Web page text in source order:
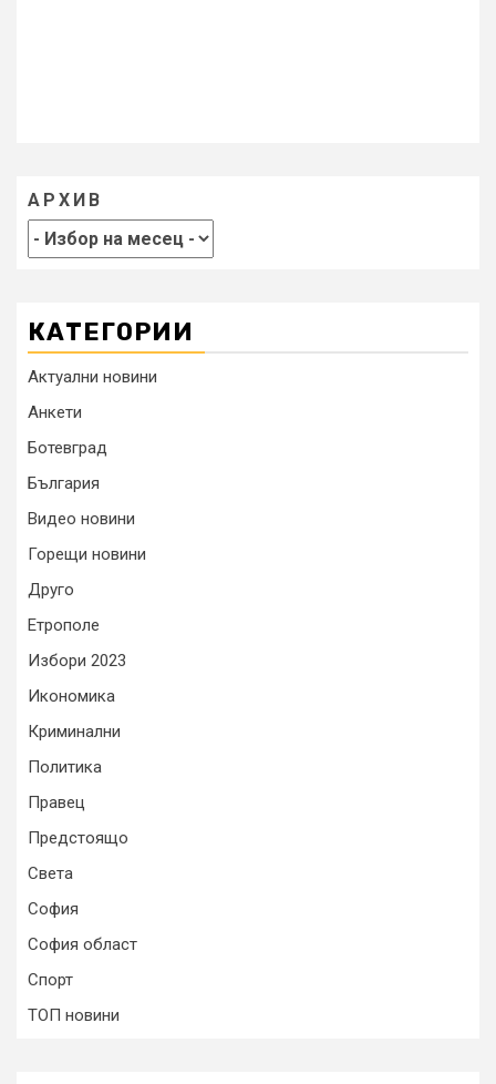
АРХИВ
КАТЕГОРИИ
Актуални новини
Анкети
Ботевград
България
Видео новини
Горещи новини
Друго
Етрополе
Избори 2023
Икономика
Криминални
Политика
Правец
Предстоящо
Света
София
София област
Спорт
ТОП новини